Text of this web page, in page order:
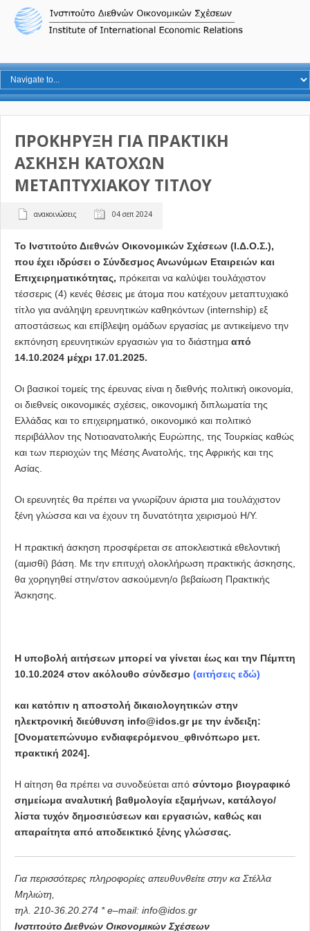
ΠΡΟΚΗΡΥΞΗ ΓΙΑ ΠΡΑΚΤΙΚΗ
ΑΣΚΗΣΗ ΚΑΤΟΧΩΝ
ΜΕΤΑΠΤΥΧΙΑΚΟΥ ΤΙΤΛΟΥ
ανακοινώσεις 04 σεπ 2024
Το Ινστιτούτο Διεθνών Οικονομικών Σχέσεων (Ι.Δ.Ο.Σ.),
που έχει ιδρύσει ο Σύνδεσμος Ανωνύμων Εταιρειών και
Επιχειρηματικότητας, πρόκειται να καλύψει τουλάχιστον
τέσσερις (4) κενές θέσεις με άτομα που κατέχουν μεταπτυχιακό
τίτλο για ανάληψη ερευνητικών καθηκόντων (internship) εξ
αποστάσεως και επίβλεψη ομάδων εργασίας με αντικείμενο την
εκπόνηση ερευνητικών εργασιών για το διάστημα από
14.10.2024 μέχρι 17.01.2025.
Οι βασικοί τομείς της έρευνας είναι η διεθνής πολιτική οικονομία,
οι διεθνείς οικονομικές σχέσεις, οικονομική διπλωματία της
Ελλάδας και το επιχειρηματικό, οικονομικό και πολιτικό
περιβάλλον της Νοτιοανατολικής Ευρώπης, της Τουρκίας καθώς
και των περιοχών της Μέσης Ανατολής, της Αφρικής και της
Ασίας.
Οι ερευνητές θα πρέπει να γνωρίζουν άριστα μια τουλάχιστον
ξένη γλώσσα και να έχουν τη δυνατότητα χειρισμού Η/Υ.
H πρακτική άσκηση προσφέρεται σε αποκλειστικά εθελοντική
(αμισθί) βάση. Με την επιτυχή ολοκλήρωση πρακτικής άσκησης,
θα χορηγηθεί στην/στον ασκούμενη/ο βεβαίωση Πρακτικής
Άσκησης.
Η υποβολή αιτήσεων μπορεί να γίνεται έως και την Πέμπτη
10.10.2024 στον ακόλουθο σύνδεσμο (αιτήσεις εδώ)
και κατόπιν η αποστολή δικαιολογητικών στην
ηλεκτρονική διεύθυνση info@idos.grμε την ένδειξη:
[Ονοματεπώνυμο ενδιαφερόμενου_φθινόπωρο μετ.
πρακτική 2024].
Η αίτηση θα πρέπει να συνοδεύεται από σύντομο βιογραφικό
σημείωμα αναλυτική βαθμολογία εξαμήνων, κατάλογο/
λίστα τυχόν δημοσιεύσεων και εργασιών, καθώς και
απαραίτητα από αποδεικτικό ξένης γλώσσας.
Για περισσότερες πληροφορίες απευθυνθείτε στην κα Στέλλα
Μηλιώτη,
τηλ. 210-36.20.274 *e–mail: info@idos gr
Ινστιτούτο Διεθνών Οικονομικών Σχέσεων